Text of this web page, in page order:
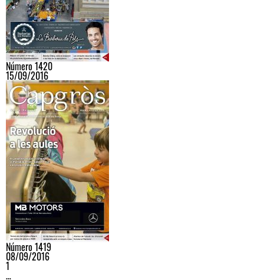
Número 1420
15/09/2016
Número 1419
08/09/2016
1
…